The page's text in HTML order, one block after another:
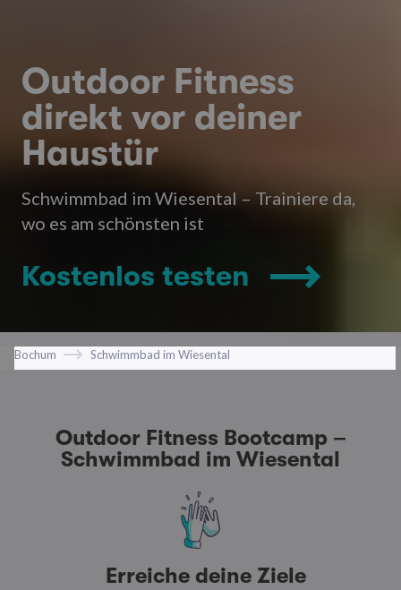
Outdoor Fitness
direkt vor deiner
Haustür
Schwimmbad im Wiesental – Trainiere da,
wo es am schönsten ist
Kostenlos testen
Bochum Schwimmbad im Wiesental
Outdoor Fitness Bootcamp –
Schwimmbad im Wiesental
Erreiche deine Ziele